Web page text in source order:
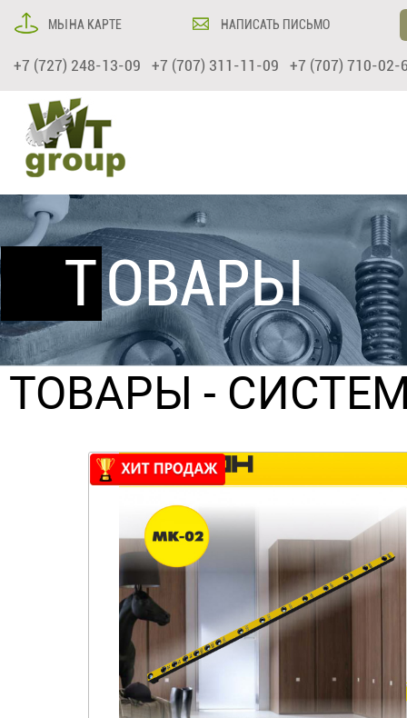
МЫ НА КАРТЕ НАПИСАТЬ ПИСЬМО
+7 (727) 248-13-09 +7 (707) 311-11-09 +7 (707) 710-02-
ТОВАРЫ
ТОВАРЫ -